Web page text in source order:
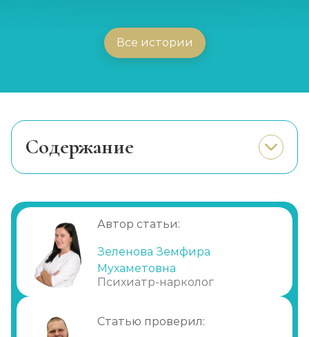
Все истории
Cодержание
Первая помощь
Психотерапия
Лекарственные препараты
Биофизическая терапия
Профилактика
Автор статьи:
Зеленова Земфира
Мухаметовна
Психиатр-нарколог
Статью проверил: